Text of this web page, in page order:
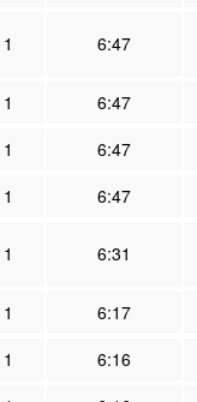
1 6:47
1
6:47
1
6:47
1
6:47
1 6:31
1
6:17
1
6:16